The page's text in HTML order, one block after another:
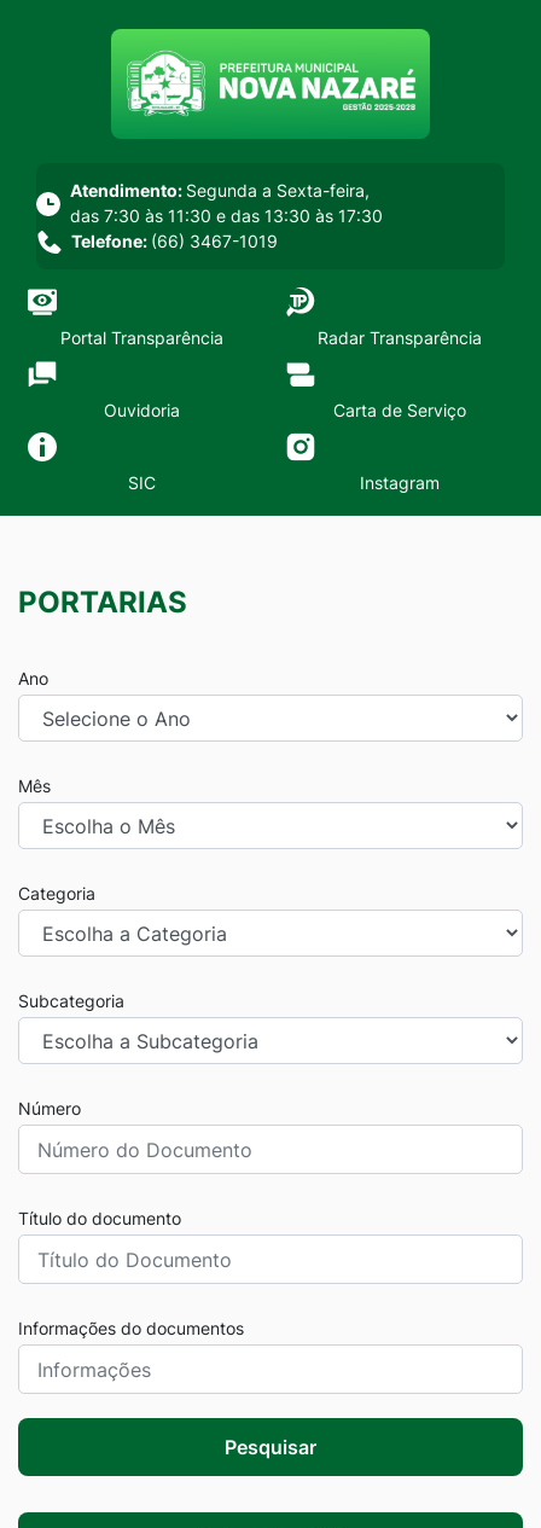
Seção do menu principal
Atendimento: Segunda a Sexta-feira,
das 7:30 às 11:30 e das 13:30 às 17:30
Telefone: (66) 3467-1019
Portal Transparência Radar Transparência
Ouvidoria Carta de Serviço
SIC Instagram
PORTARIAS
Ano
Mês
Categoria
Subcategoria
Número
Título do documento
Informações do documentos
Pesquisar